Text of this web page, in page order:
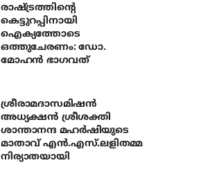
രാഷ്ട്രത്തിന്റെ
കെട്ടുറപ്പിനായി
ഐക്യത്തോടെ
ഒത്തുചേരണം: ഡോ.
മോഹന്‍ ഭാഗവത്
ശ്രീരാമദാസമിഷന്‍
അധ്യക്ഷന്‍ ശ്രീശക്തി
ശാന്താനന്ദ മഹര്‍ഷിയുടെ
മാതാവ് എന്‍.എസ്.ലളിതമ്മ
നിര്യാതയായി